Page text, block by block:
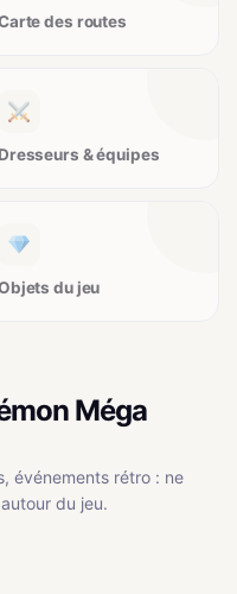
des routes
Dresseurs & équipes
du jeu
Méga
événements rétro : ne
du jeu.